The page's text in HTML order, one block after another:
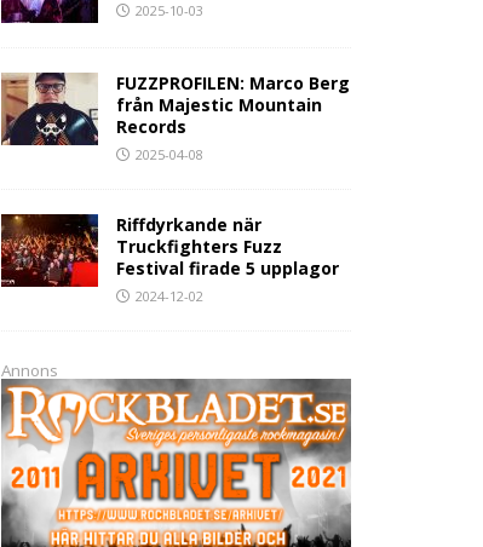
2025-10-03
FUZZPROFILEN: Marco Berg
från Majestic Mountain
Records
2025-04-08
Riffdyrkande när
Truckfighters Fuzz
Festival firade 5 upplagor
2024-12-02
Annons